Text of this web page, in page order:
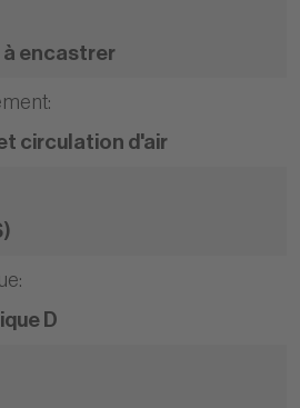
encastrer
:
circulation d'air
:
D